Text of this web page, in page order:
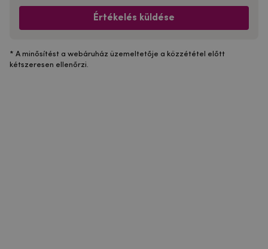
Értékelés küldése
* A minősítést a webáruház üzemeltetője a közzététel előtt
kétszeresen ellenőrzi.